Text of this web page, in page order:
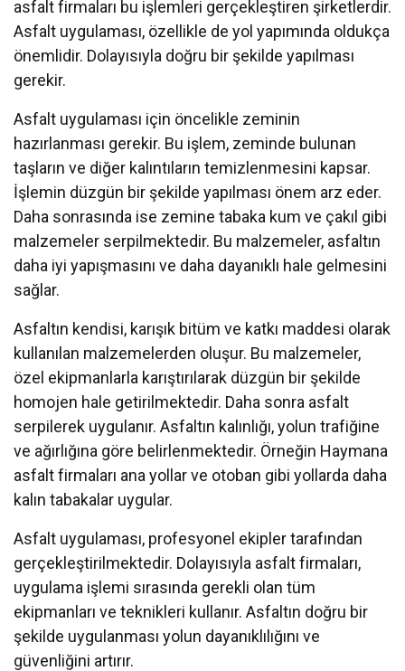
asfalt firmaları bu işlemleri gerçekleştiren şirketlerdir.
Asfalt uygulaması, özellikle de yol yapımında oldukça
önemlidir. Dolayısıyla doğru bir şekilde yapılması
gerekir.
Asfalt uygulaması için öncelikle zeminin
hazırlanması gerekir. Bu işlem, zeminde bulunan
taşların ve diğer kalıntıların temizlenmesini kapsar.
İşlemin düzgün bir şekilde yapılması önem arz eder.
Daha sonrasında ise zemine tabaka kum ve çakıl gibi
malzemeler serpilmektedir. Bu malzemeler, asfaltın
daha iyi yapışmasını ve daha dayanıklı hale gelmesini
sağlar.
Asfaltın kendisi, karışık bitüm ve katkı maddesi olarak
kullanılan malzemelerden oluşur. Bu malzemeler,
özel ekipmanlarla karıştırılarak düzgün bir şekilde
homojen hale getirilmektedir. Daha sonra asfalt
serpilerek uygulanır. Asfaltın kalınlığı, yolun trafiğine
ve ağırlığına göre belirlenmektedir. Örneğin Haymana
asfalt firmaları ana yollar ve otoban gibi yollarda daha
kalın tabakalar uygular.
Asfalt uygulaması, profesyonel ekipler tarafından
gerçekleştirilmektedir. Dolayısıyla asfalt firmaları,
uygulama işlemi sırasında gerekli olan tüm
ekipmanları ve teknikleri kullanır. Asfaltın doğru bir
şekilde uygulanması yolun dayanıklılığını ve
güvenliğini artırır.